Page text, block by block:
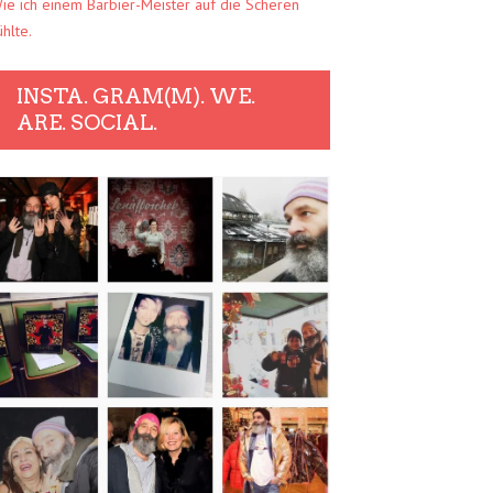
ich einem Barbier-Meister auf die Scheren
INSTA. GRAM(M). WE.
ARE. SOCIAL.